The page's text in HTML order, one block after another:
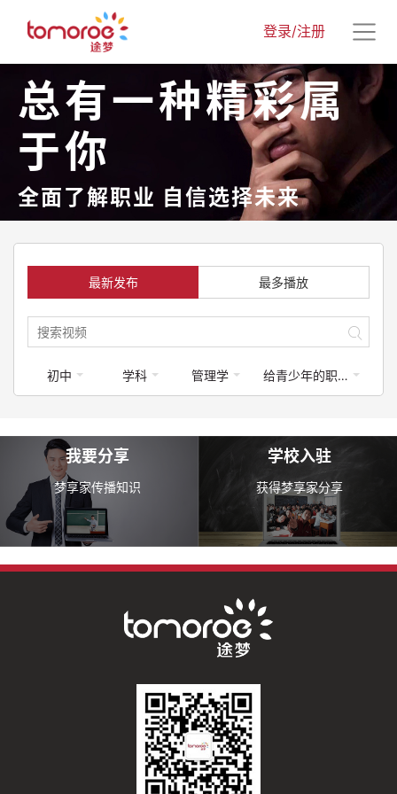
登录/注册
总有一种精彩属
于你
全面了解职业 自信选择未来
最新发布 最多播放
初中 学科 管理学 给青少年的职业启蒙课
我要分享
梦享家传播知识
学校入驻
获得梦享家分享